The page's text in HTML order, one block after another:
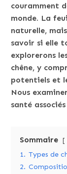
couramment
monde. La
naturelle,
savoir si elle
explorerons
chêne, y
potentiels et
Nous
santé
Sommaire
1. Types de
2.